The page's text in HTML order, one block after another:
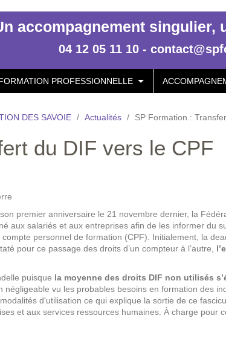
accompagnement singulier,
04 12 05 11 10 -
PROFESSIONNELLE
DES SAVOIE / Actualités / SP Formation :
du DIF vers le CPF
premier anniversaire le 21 novembre dernier, la
aux salariés et aux entreprises afin de les informer du
personnel de formation (CPF). Initialement, la
pour ce passage des droits d’un compteur à l’autre,
puisque la moyenne des droits DIF non utilisés
négligeable vu les probables besoins en formation des
d'utilisation ce qui explique la sortie de ce
et aux services ressources humaines. À charge pour